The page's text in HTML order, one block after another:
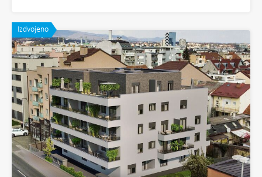
Izdvojeno